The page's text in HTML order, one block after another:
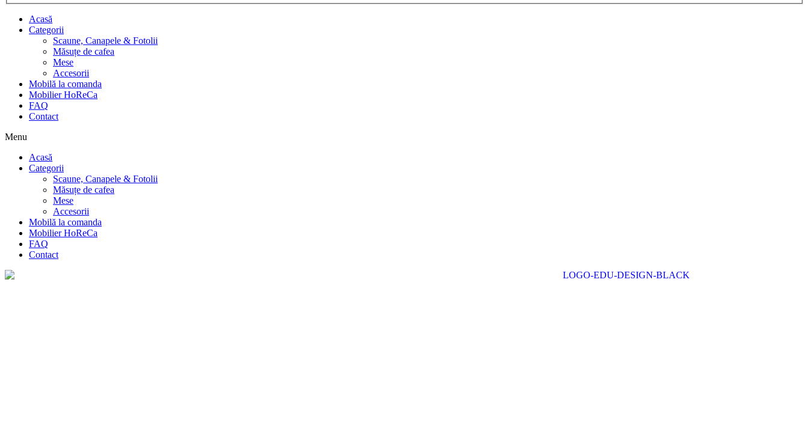
Acasă
Categorii
Scaune, Canapele & Fotolii
Măsuțe de cafea
Mese
Accesorii
Mobilă la comanda
Mobilier HoReCa
FAQ
Contact
Menu
Acasă
Categorii
Scaune, Canapele & Fotolii
Măsuțe de cafea
Mese
Accesorii
Mobilă la comanda
Mobilier HoReCa
FAQ
Contact